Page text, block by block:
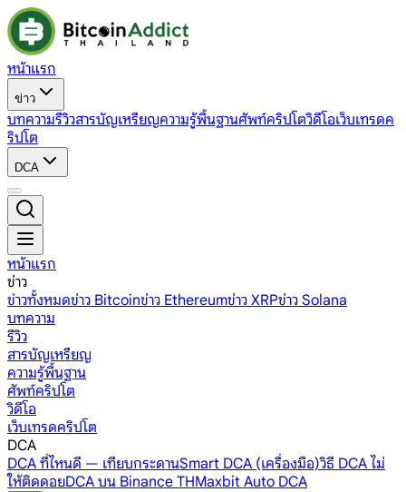
หน้าแรก
ข่าว
บทความรีวิวสารบัญเหรียญความรู้พื้นฐานศัพท์คริปโตวิดีโอเว็บเทรดค
ริปโต
DCA
หน้าแรก
ข่าว
ข่าวทั้งหมดข่าว Bitcoinข่าว Ethereumข่าว XRPข่าว Solana
บทความ
รีวิว
สารบัญเหรียญ
ความรู้พื้นฐาน
ศัพท์คริปโต
วิดีโอ
เว็บเทรดคริปโต
DCA
DCA ที่ไหนดี — เทียบกระดานSmart DCA (เครื่องมือ)วิธี DCA ไม่
ให้ติดดอยDCA บน Binance THMaxbit Auto DCA